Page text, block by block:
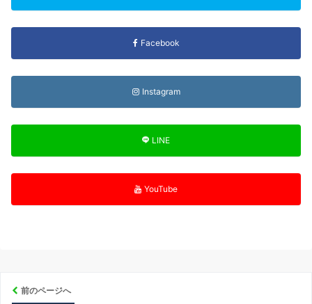
Facebook
Instagram
LINE
YouTube
前のページへ